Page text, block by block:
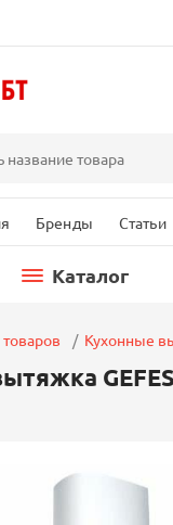
Бренды Статьи
Каталог
товаров Кухонные